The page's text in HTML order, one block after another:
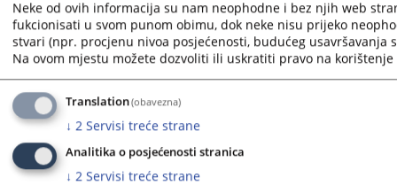
Neke od ovih informacija su nam neophodne i bez njih web
fukcionisati u svom punom obimu, dok neke nisu prijeko
stvari (npr. procjenu nivoa posjećenosti, budućeg usavršavanja
Na ovom mjestu možete dozvoliti ili uskratiti pravo na
Translation(obavezna)
↓ 2 Servisi treće strane
Analitika o posjećenosti stranica
↓ 2 Servisi treće strane